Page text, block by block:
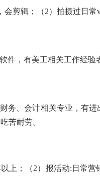
剪辑；（2）拍摄过日
件，有美工相关工作经验
务、会计相关专业，有
苦耐劳。
上；（2）报活动:日常